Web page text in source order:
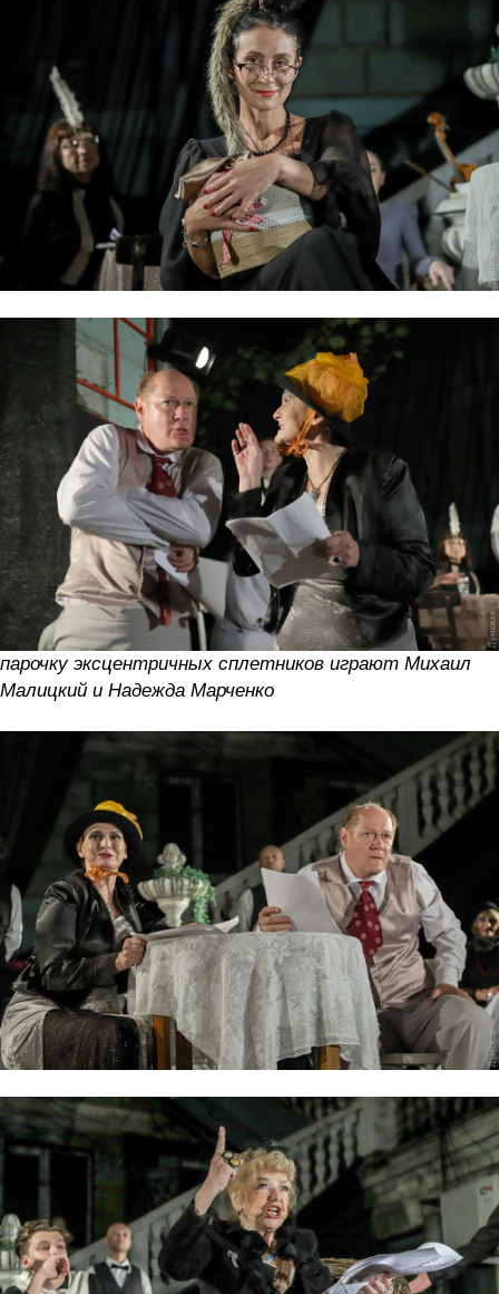
парочку эксцентричных сплетников играют Михаил
Малицкий и Надежда Марченко